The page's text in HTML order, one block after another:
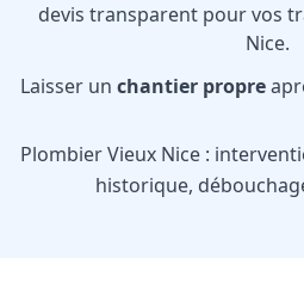
devis transparent pour vos
Nice.
Laisser un chantier propre
Plombier Vieux Nice :
historique,